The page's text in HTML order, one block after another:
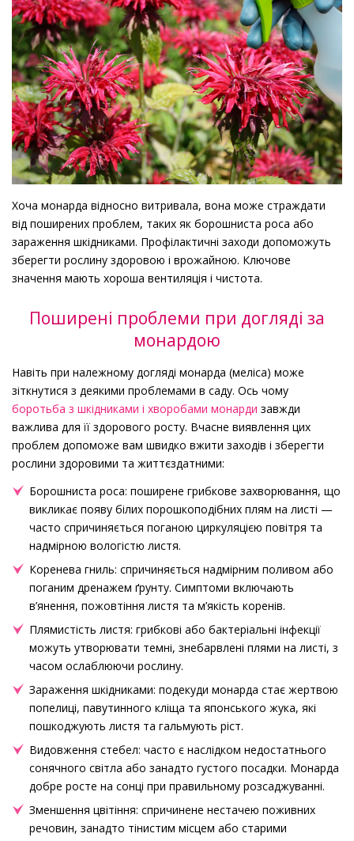
Хоча монарда відносно витривала, вона може страждати
від поширених проблем, таких як борошниста роса або
зараження шкідниками. Профілактичні заходи допоможуть
зберегти рослину здоровою і врожайною. Ключове
значення мають хороша вентиляція і чистота.
Поширені проблеми при догляді за
монардою
Навіть при належному догляді монарда (меліса) може
зіткнутися з деякими проблемами в саду. Ось чому
боротьба з шкідниками і хворобами монарди завжди
важлива для її здорового росту. Вчасне виявлення цих
проблем допоможе вам швидко вжити заходів і зберегти
рослини здоровими та життєздатними:
Борошниста роса: поширене грибкове захворювання, що
викликає появу білих порошкоподібних плям на листі —
часто спричиняється поганою циркуляцією повітря та
надмірною вологістю листя.
Коренева гниль: спричиняється надмірним поливом або
поганим дренажем ґрунту. Симптоми включають
в’янення, пожовтіння листя та м’якість коренів.
Плямистість листя: грибкові або бактеріальні інфекції
можуть утворювати темні, знебарвлені плями на листі, з
часом ослаблюючи рослину.
Зараження шкідниками: подекуди монарда стає жертвою
попелиці, павутинного кліща та японського жука, які
пошкоджують листя та гальмують ріст.
Видовження стебел: часто є наслідком недостатнього
сонячного світла або занадто густого посадки. Монарда
добре росте на сонці при правильному розсаджуванні.
Зменшення цвітіння: спричинене нестачею поживних
речовин, занадто тінистим місцем або старими